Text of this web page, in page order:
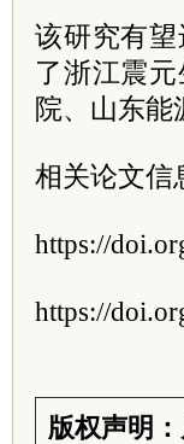
该研究有
了浙江震
院、山东能
相关论文信
https://
https://
版权声明